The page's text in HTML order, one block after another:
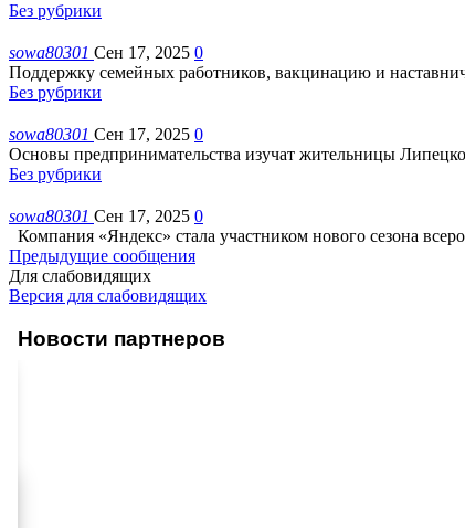
Без рубрики
sowa80301 Сен 17, 2025 0
Поддержку семейных работников, вакцинацию и
Без рубрики
sowa80301 Сен 17, 2025 0
Основы предпринимательства изучат жительницы
Без рубрики
sowa80301 Сен 17, 2025 0
Компания «Яндекс» стала участником нового сезона
Предыдущие сообщения
Для слабовидящих
Версия для слабовидящих
Новости партнеров